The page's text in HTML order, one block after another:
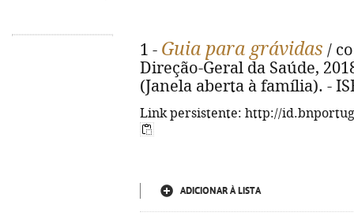
1 - Guia para grávidas /
Direção-Geral da Saúde,
(Janela aberta à família). -
Link persistente: http://
ADICIONAR À LISTA